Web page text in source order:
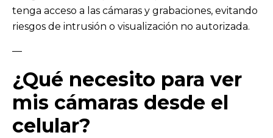
tenga acceso a las cámaras y grabaciones, evitando
riesgos de intrusión o visualización no autorizada.
—
¿Qué necesito para ver
mis cámaras desde el
celular?